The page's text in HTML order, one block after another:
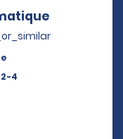
2-4